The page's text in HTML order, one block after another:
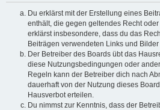
Du erklärst mit der Erstellung eines
enthält, die gegen geltendes Recht
erklärst insbesondere, dass du das
Beiträgen verwendeten Links und
Der Betreiber des Boards übt das
diese Nutzungsbedingungen oder
Regeln kann der Betreiber dich nach
dauerhaft von der Nutzung dieses
Hausverbot erteilen.
Du nimmst zur Kenntnis, dass der